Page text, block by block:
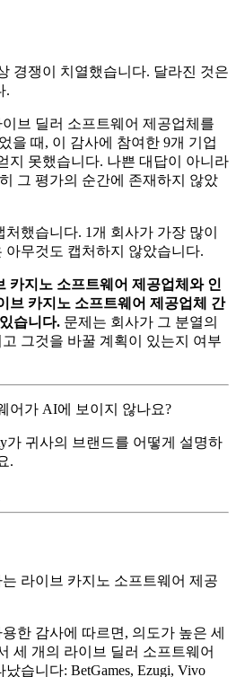
경쟁이 치열했습니다. 달라진 것은
.
브 딜러 소프트웨어 제공업체를
을 때, 이 감사에 참여한 9개 기업
지 못했습니다. 나쁜 대답이 아니라
그 평가의 순간에 존재하지 않았
했습니다. 1개 회사가 가장 많이
아무것도 캡처하지 않았습니다.
카지노 소프트웨어 제공업체와 인
브 카지노 소프트웨어 제공업체 간
습니다. 문제는 회사가 그 분열의
그것을 바꿀 계획이 있는지 여부
어가 AI에 보이지 않나요?
가 귀사의 브랜드를 어떻게 설명하
.
라이브 카지노 소프트웨어 제공
한 감사에 따르면, 의도가 높은 세
세 개의 라이브 딜러 소프트웨어
습니다: BetGames, Ezugi, Vivo